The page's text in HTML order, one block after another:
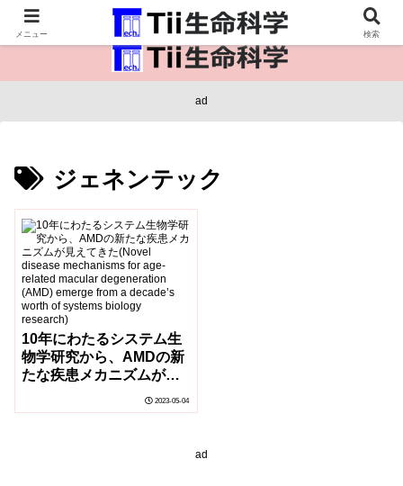
医療保健・生命・生物の情報インフラ。
ad
ジェネンテック
10年にわたるシステム生
物学研究から、AMDの新
たな疾患メカニズムが見
えてきた(Novel disease
mechanisms for age-
2023-05-04
ad
メニュー 検索